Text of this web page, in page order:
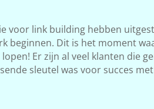
voor link building hebben
beginnen. Dit is het moment
Er zijn al veel klanten die
sleutel was voor succes